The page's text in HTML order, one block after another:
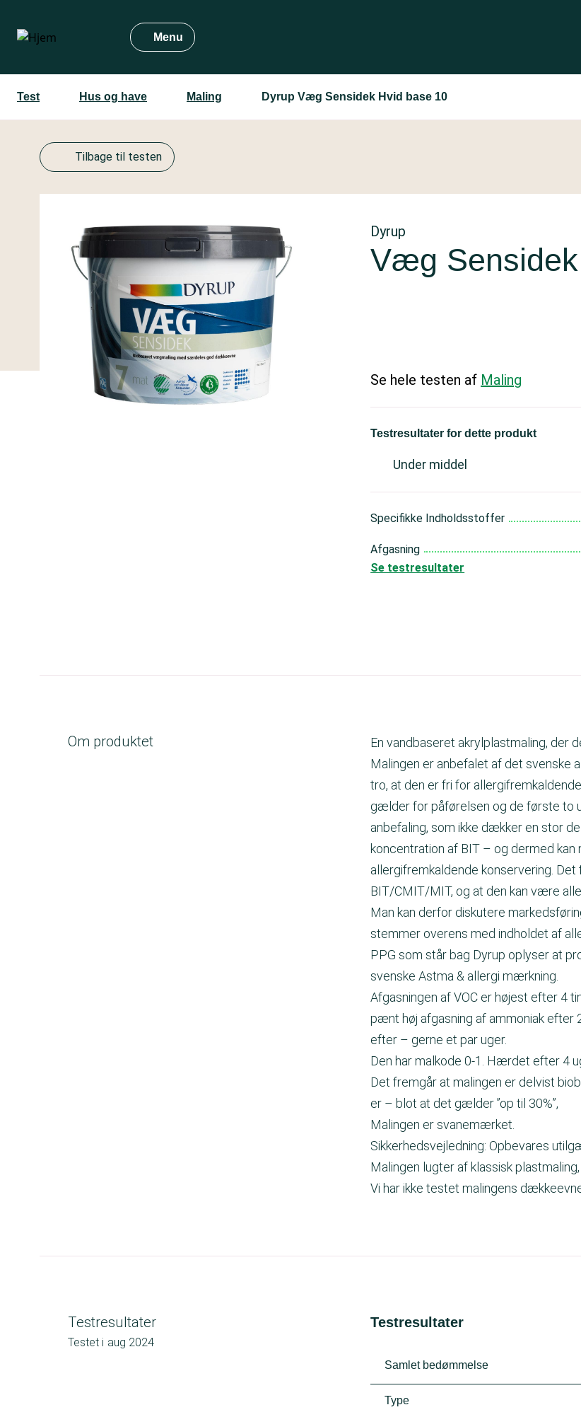
hovedindhold
Menu
Test Hus og have Maling Dyrup Væg Sensidek Hvid base 10
Tilbage til testen
Dyrup
Væg
Se hele testen af Maling
Testresultater for dette produkt
Under middel
Specifikke Indholdsstoffer
Afgasning
Se testresultater
Om produktet
En vandbaseret akrylplastmaling, der
Malingen er anbefalet af det svenske
tro, at den er fri for
gælder for påførelsen og de første to
anbefaling, som ikke dækker en stor
koncentration af BIT – og dermed
allergifremkaldende konservering.
BIT/CMIT/MIT, og at den kan være
Man kan derfor diskutere
stemmer overens med indholdet af
PPG som står bag Dyrup oplyser at
svenske Astma & allergi mærkning.
Afgasningen af VOC er højest efter 4
pænt høj afgasning af ammoniak efter
efter – gerne et par uger.
Den har malkode 0-1. Hærdet efter 4
Det fremgår at malingen er delvist
er – blot at det gælder ”op til 30%”,
Malingen er svanemærket.
Sikkerhedsvejledning: Opbevares
Malingen lugter af klassisk
Vi har ikke testet malingens
Testresultater
Testet i aug 2024
Testresultater
Samlet bedømmelse
Type